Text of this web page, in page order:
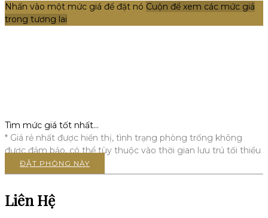
Nhấn vào một mức giá để đặt nó Cuộn để xem các mức giá
trong tương lai
Tìm mức giá tốt nhất…
* Giá rẻ nhất được hiển thị, tình trạng phòng trống không
được đảm bảo, có thể tùy thuộc vào thời gian lưu trú tối thiểu
ĐẶT PHÒNG NÀY
Liên Hệ